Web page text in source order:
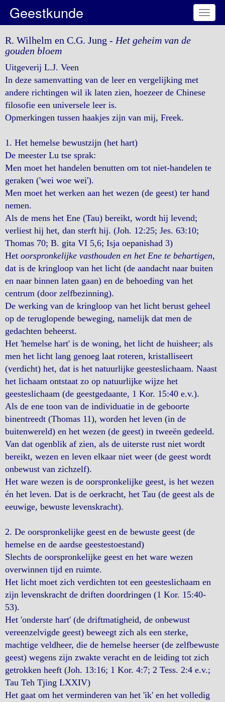
Toggle
Geestkunde
R. Wilhelm en C.G. Jung - Het geheim van de
gouden bloem
Uitgeverij L.J. Veen
In deze samenvatting van de leer en vergelijking met
andere richtingen wil ik laten zien, hoezeer de Chinese
filosofie een universele leer is.
Opmerkingen tussen haakjes zijn van mij, Freek.
1. Het hemelse bewustzijn (het hart)
De meester Lu tse sprak:
Men moet het handelen benutten om tot niet-handelen te
geraken ('wei woe wei').
Men moet het werken aan het wezen (de geest) ter hand
nemen.
Als de mens het Ene (Tau) bereikt, wordt hij levend;
verliest hij het, dan sterft hij. (Joh. 12:25; Jes. 63:10;
Thomas 70; B. gita VI 5,6; Isja oepanishad 3)
Het oorspronkelijke vasthouden en het Ene te behartigen,
dat is de kringloop van het licht (de aandacht naar buiten
en naar binnen laten gaan) en de behoeding van het
centrum (door zelfbezinning).
De werking van de kringloop van het licht berust geheel
op de teruglopende beweging, namelijk dat men de
gedachten beheerst.
Het 'hemelse hart' is de woning, het licht de huisheer; als
men het licht lang genoeg laat roteren, kristalliseert
(verdicht) het, dat is het natuurlijke geesteslichaam. Naast
het lichaam ontstaat zo op natuurlijke wijze het
geesteslichaam (de geestgedaante, 1 Kor. 15:40 e.v.).
Als de ene toon van de individuatie in de geboorte
binentreedt (Thomas 11), worden het leven (in de
buitenwereld) en het wezen (de geest) in tweeën gedeeld.
Van dat ogenblik af zien, als de uiterste rust niet wordt
bereikt, wezen en leven elkaar niet weer (de geest wordt
onbewust van zichzelf).
Het ware wezen is de oorspronkelijke geest, is het wezen
én het leven. Dat is de oerkracht, het Tau (de geest als de
eeuwige, bewuste levenskracht).
2. De oorspronkelijke geest en de bewuste geest (de
hemelse en de aardse geestestoestand)
Slechts de oorspronkelijke geest en het ware wezen
overwinnen tijd en ruimte.
Het licht moet zich verdichten tot een geesteslichaam en
zijn levenskracht de driften doordringen (1 Kor. 15:40-
53).
Het 'onderste hart' (de driftmatigheid, de onbewust
vereenzelvigde geest) beweegt zich als een sterke,
machtige veldheer, die de hemelse heerser (de zelfbewuste
geest) wegens zijn zwakte veracht en de leiding tot zich
getrokken heeft (Joh. 13:16; 1 Kor. 4:7; 2 Tess. 2:4 e.v.;
Tau Teh Tjing LXXIV)
Het gaat om het verminderen van het 'ik' en het volledig